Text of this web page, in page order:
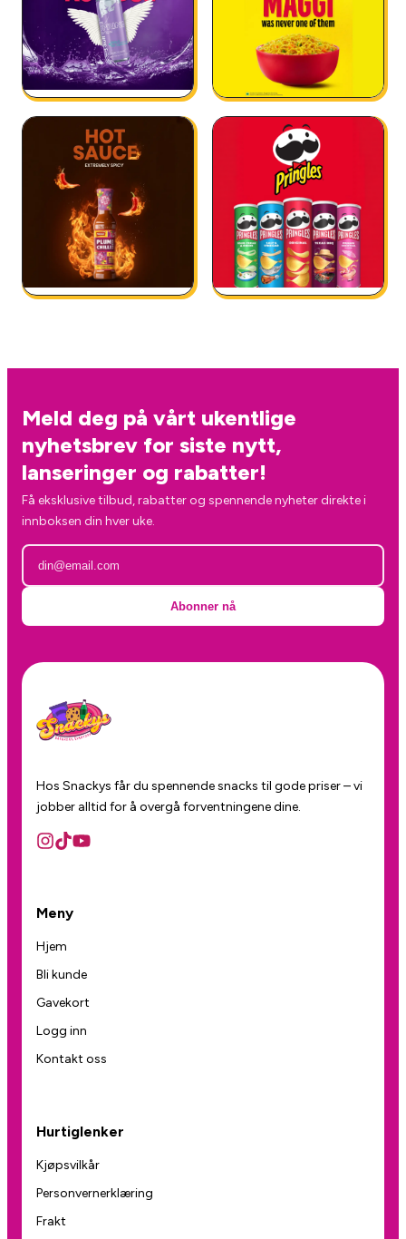
Meld deg på vårt ukentlige
nyhetsbrev for siste nytt,
lanseringer og rabatter!
Få eksklusive tilbud, rabatter og spennende nyheter direkte i
innboksen din hver uke.
Abonner nå
Hos Snackys får du spennende snacks til gode priser – vi
jobber alltid for å overgå forventningene dine.
Meny
Hjem
Bli kunde
Gavekort
Logg inn
Kontakt oss
Hurtiglenker
Kjøpsvilkår
Personvernerklæring
Frakt